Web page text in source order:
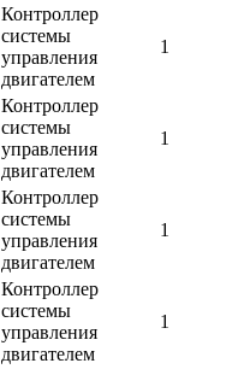
Контроллер
системы
управления
двигателем
1
Контроллер
системы
управления
двигателем
1
Контроллер
системы
управления
двигателем
1
Контроллер
системы
управления
двигателем
1